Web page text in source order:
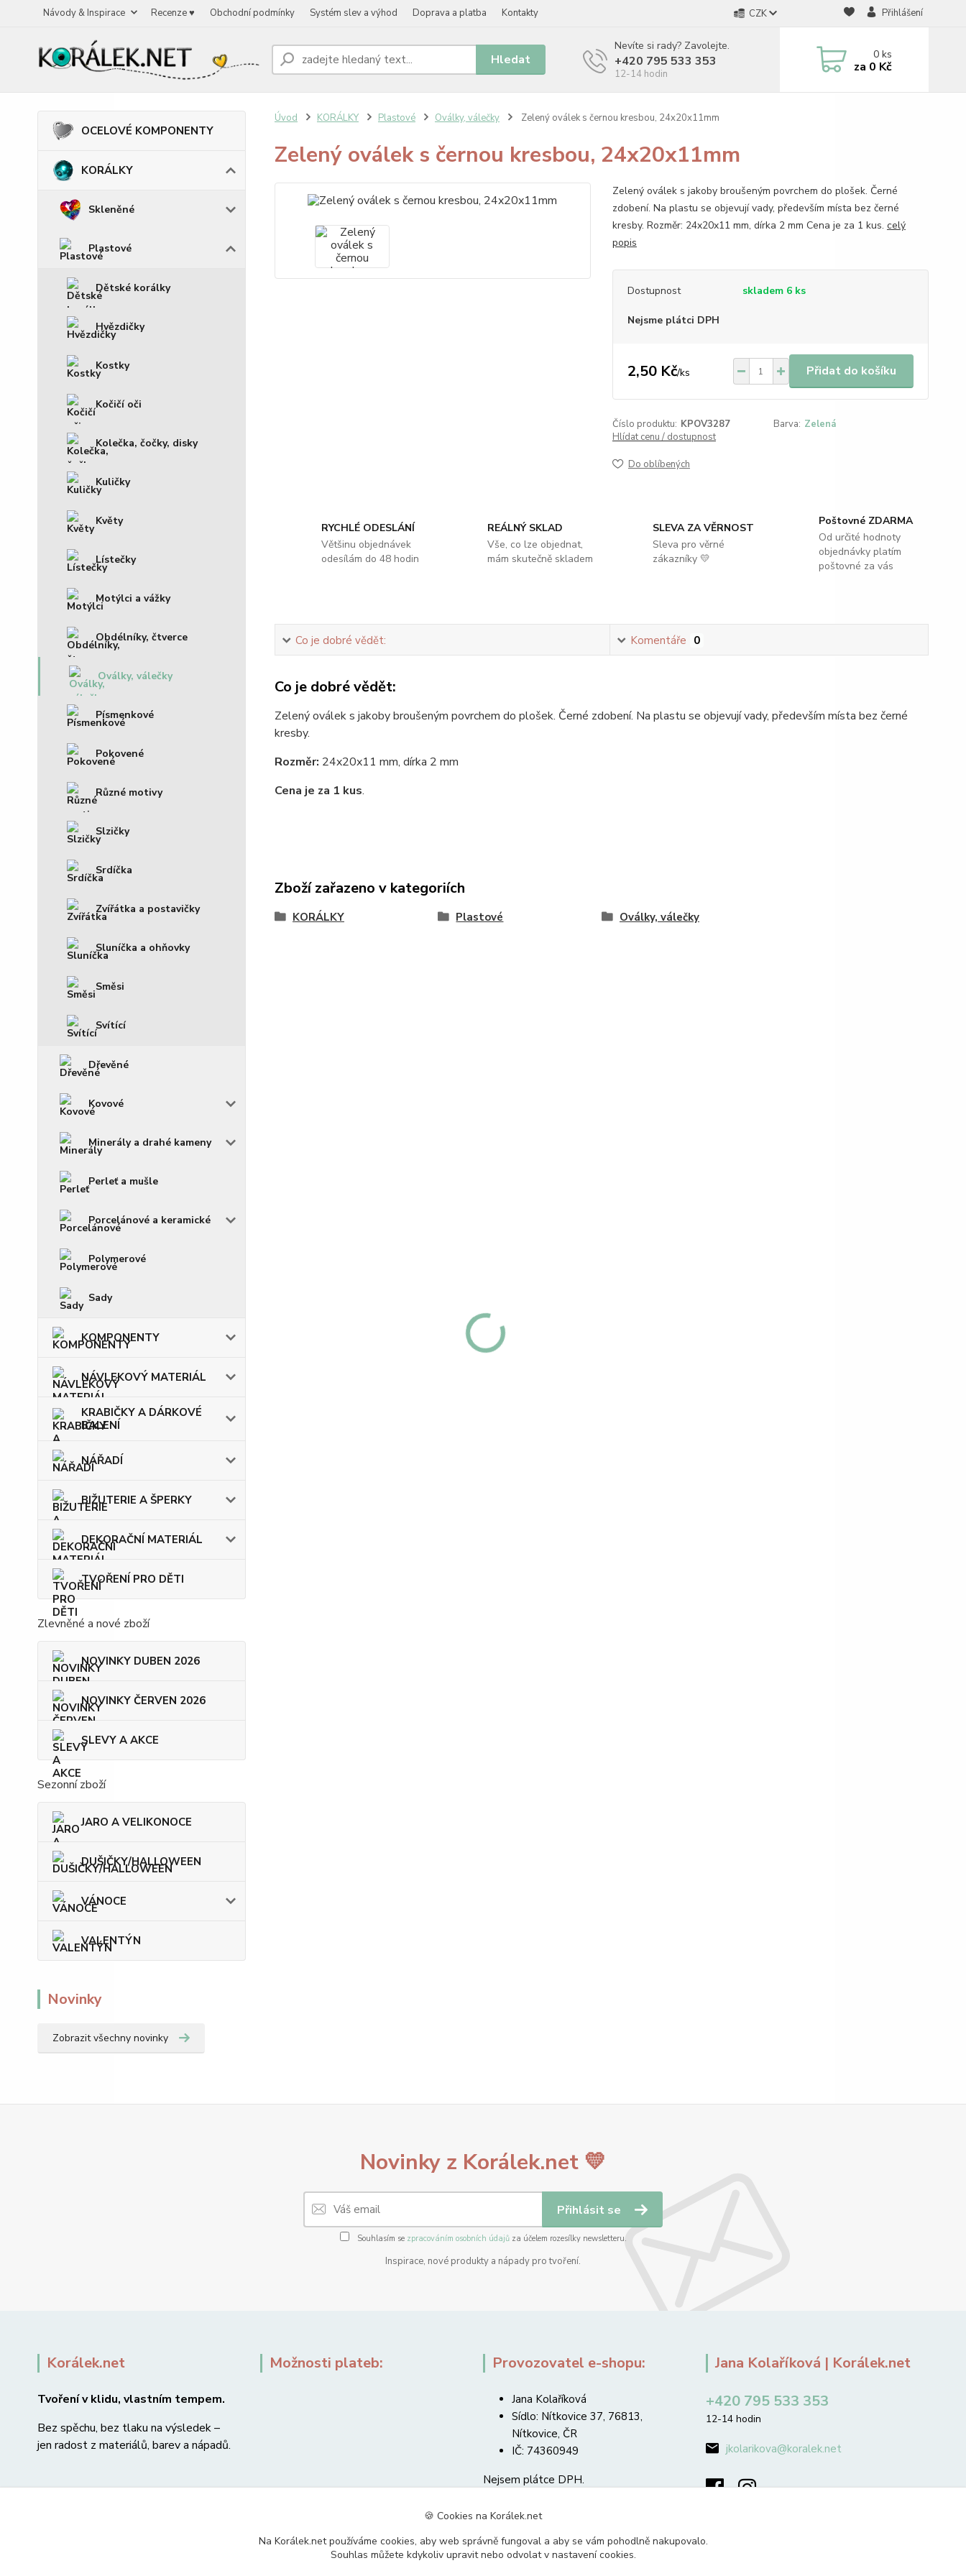
Návody & Inspirace Recenze ♥ Obchodní podmínky Systém slev a výhod Doprava a platba Kontakty CZK Přihlášení
Hledat
Nevíte si rady? Zavolejte.
+420 795 533 353
12-14 hodin
0ks
za 0 Kč
OCELOVÉ KOMPONENTY
KORÁLKY
Skleněné
Plastové
Dětské korálky
Hvězdičky
Kostky
Kočičí oči
Kolečka, čočky, disky
Kuličky
Květy
Lístečky
Motýlci a vážky
Obdélníky, čtverce
Oválky, válečky
Písmenkové
Pokovené
Různé motivy
Slzičky
Srdíčka
Zvířátka a postavičky
Sluníčka a ohňovky
Směsi
Svítící
Dřevěné
Kovové
Minerály a drahé kameny
Perleť a mušle
Porcelánové a keramické
Polymerové
Sady
KOMPONENTY
NÁVLEKOVÝ MATERIÁL
KRABIČKY A DÁRKOVÉ
BALENÍ
NÁŘADÍ
BIŽUTERIE A ŠPERKY
DEKORAČNÍ MATERIÁL
TVOŘENÍ PRO DĚTI
Zlevněné a nové zboží
NOVINKY DUBEN 2026
NOVINKY ČERVEN 2026
SLEVY A AKCE
Sezonní zboží
JARO A VELIKONOCE
DUŠIČKY/HALLOWEEN
VÁNOCE
VALENTÝN
Novinky
Zobrazit všechny novinky
Úvod KORÁLKY Plastové Oválky, válečky Zelený oválek s černou kresbou, 24x20x11mm
Zelený oválek s černou kresbou, 24x20x11mm
Zelený oválek s jakoby broušeným povrchem do plošek. Černé
zdobení. Na plastu se objevují vady, především místa bez černé
kresby. Rozměr: 24x20x11 mm, dírka 2 mm Cena je za 1 kus. celý
popis
Dostupnost skladem 6 ks
Nejsme plátci DPH
2,50 Kč/ks Přidat do košíku
Číslo produktu: KPOV3287 Barva: Zelená
Hlídat cenu / dostupnost
Do oblíbených
RYCHLÉ ODESLÁNÍ
Většinu objednávek
odesílám do 48 hodin
REÁLNÝ SKLAD
Vše, co lze objednat,
mám skutečně skladem
SLEVA ZA VĚRNOST
Sleva pro věrné
zákazníky 💛
Poštovné ZDARMA
Od určité hodnoty
objednávky platím
poštovné za vás
Co je dobré vědět: Komentáře 0
Co je dobré vědět:
Zelený oválek s jakoby broušeným povrchem do plošek. Černé zdobení. Na plastu se objevují vady, především místa bez černé
kresby.
Rozměr: 24x20x11 mm, dírka 2 mm
Cena je za 1 kus.
Zboží zařazeno v kategoriích
KORÁLKY Plastové Oválky, válečky
Novinky z Korálek.net 💛
Přihlásit se
Souhlasím se zpracováním osobních údajůza účelem rozesílky newsletteru.
Inspirace, nové produkty a nápady pro tvoření.
Korálek.net
Tvoření v klidu, vlastním tempem.
Bez spěchu, bez tlaku na výsledek –
jen radost z materiálů, barev a nápadů.
Možnosti plateb: Provozovatel e-shopu:
Jana Kolaříková
Sídlo: Nítkovice 37, 76813,
Nítkovice, ČR
IČ: 74360949
Nejsem plátce DPH.
Jana Kolaříková | Korálek.net
+420 795 533 353
12-14 hodin
jkolarikova@koralek.net
🍪 Cookies na Korálek.net
Na Korálek.net používáme cookies, aby web správně fungoval a aby se vám pohodlně nakupovalo.
Souhlas můžete kdykoliv upravit nebo odvolat v nastavení cookies.